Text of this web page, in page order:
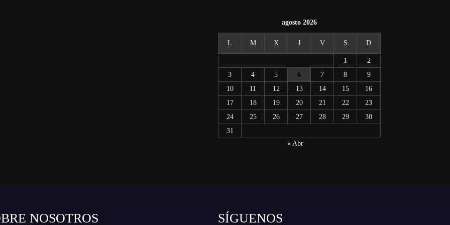
agosto 2026
L M X J V S D
1
2
3
4 5 6 7 8
9
10
11 12 13 14 15
16
17
18 19 20 21 22
23
24
25 26 27 28 29
30
31
« Abr
NOSOTROS SÍGUENOS